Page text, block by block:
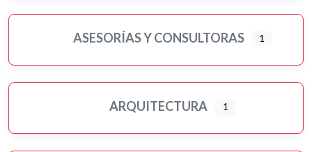
ASESORÍAS Y CONSULTORAS 1
ARQUITECTURA 1